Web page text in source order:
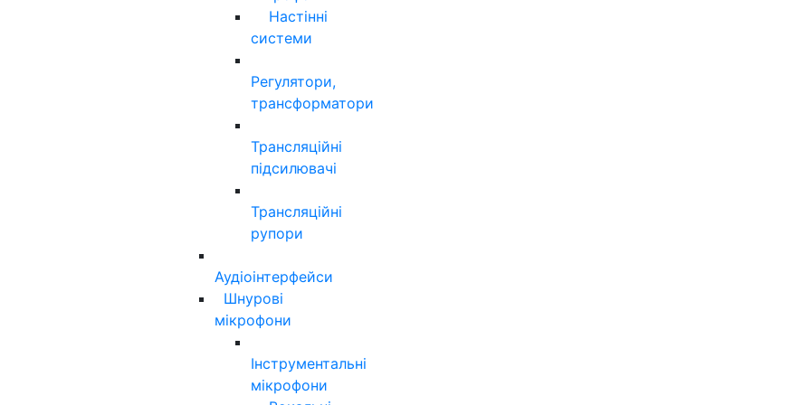
Настінні
системи
Регулятори,
трансформатори
Трансляційні
підсилювачі
Трансляційні
рупори
Аудіоінтерфейси
Шнурові
мікрофони
Інструментальні
мікрофони